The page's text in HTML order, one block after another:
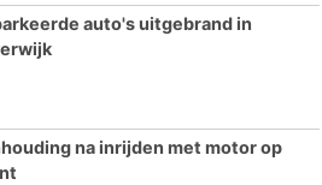
auto's uitgebrand in
na inrijden met motor op